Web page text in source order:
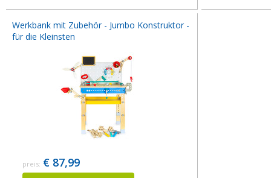
Werkbank mit Zubehör - Jumbo Konstruktor -
für die Kleinsten
preis: € 87,99